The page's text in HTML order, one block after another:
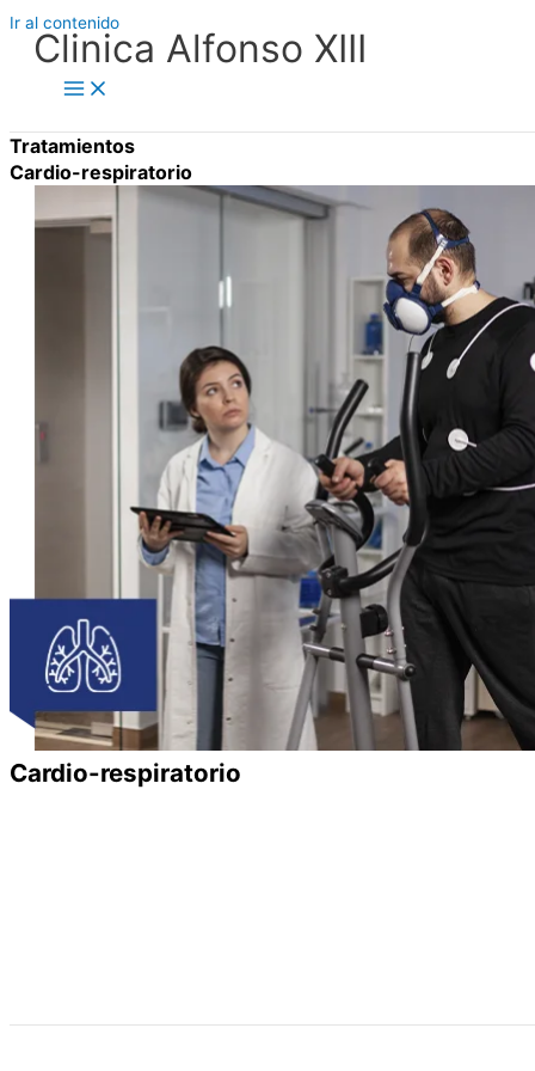
Ir al contenido
Clinica Alfonso XIII
Tratamientos
Cardio-respiratorio
Cardio-respiratorio